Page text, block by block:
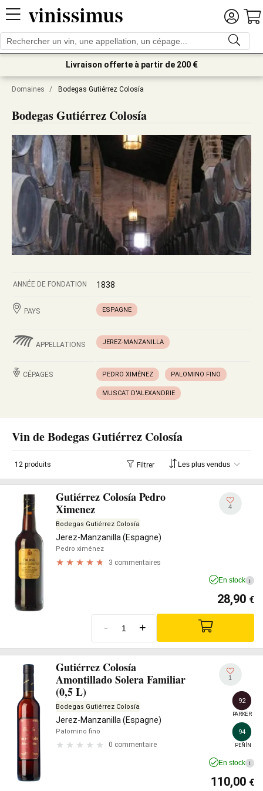
Livraison offerte à partir de 200 €
Domaines / Bodegas Gutiérrez Colosía
Bodegas Gutiérrez Colosía
ANNÉE DE FONDATION 1838
PAYS ESPAGNE
APPELLATIONS JEREZ-MANZANILLA
CÉPAGES PEDRO XIMÉNEZ PALOMINO FINO
MUSCAT D'ALEXANDRIE
Vin de Bodegas Gutiérrez Colosía
12 produits Filtrer
Gutiérrez Colosía Pedro
Ximenez
Bodegas Gutiérrez Colosía
Jerez-Manzanilla (Espagne)
Pedro ximénez
3 commentaires
4
En stock i
28,90 €
- +
Gutiérrez Colosía
Amontillado Solera Familiar
(0,5 L)
Bodegas Gutiérrez Colosía
Jerez-Manzanilla (Espagne)
Palomino fino
0 commentaire
1
92
PARKER
94
PEÑÍN
En stock i
110,00 €